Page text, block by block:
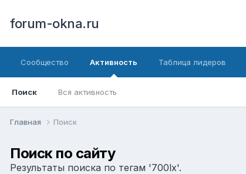
forum-okna.ru
Сообщество Активность
Поиск Вся активность
Таблица лидеров
Главная Поиск
Поиск по сайту
Результаты поиска по тегам '700lx'.